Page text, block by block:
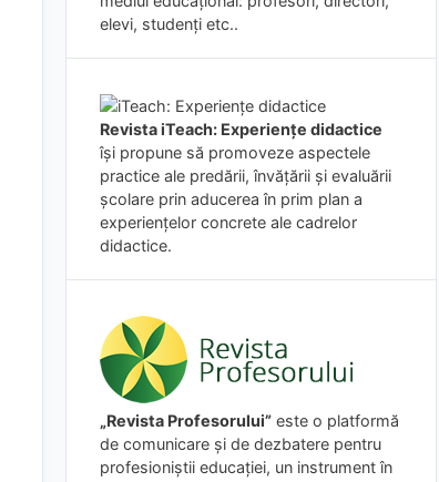
elevi, studenți etc..
Revista iTeach: Experienţe didactice
îşi propune să promoveze aspectele
practice ale predării, învăţării şi evaluării
şcolare prin aducerea în prim plan a
experienţelor concrete ale cadrelor
didactice.
„Revista Profesorului” este o platformă
de comunicare și de dezbatere pentru
profesioniștii educației, un instrument în